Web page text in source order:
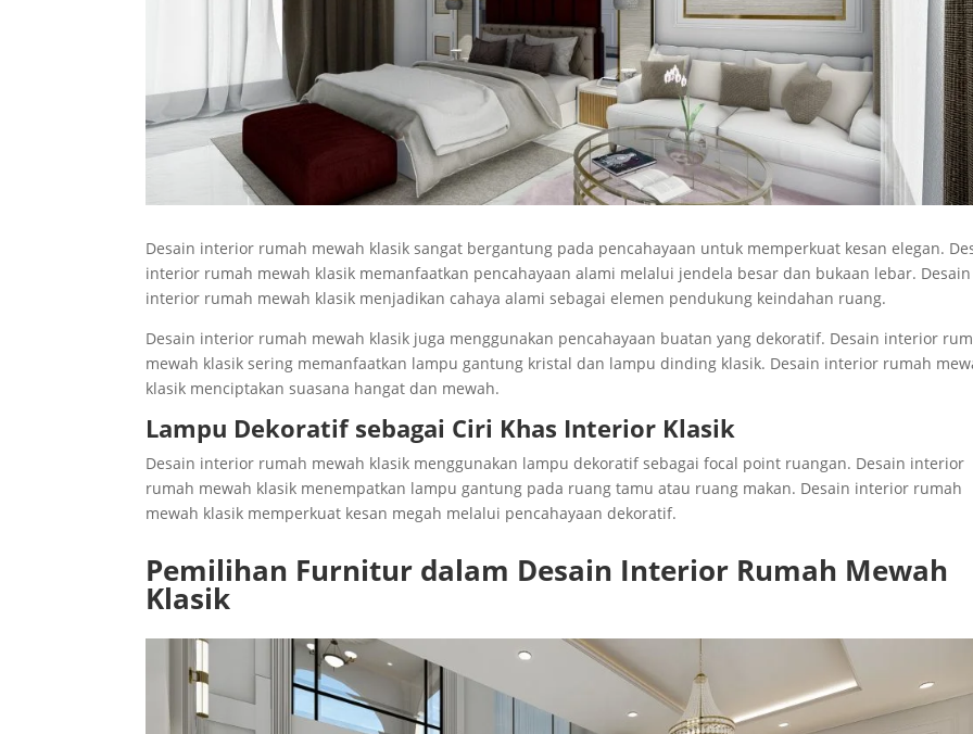
Desain interior rumah mewah klasik sangat bergantung pada pencahayaan untuk memperkuat kesan elegan.
interior rumah mewah klasik memanfaatkan pencahayaan alami melalui jendela besar dan bukaan lebar. Desain
interior rumah mewah klasik menjadikan cahaya alami sebagai elemen pendukung keindahan ruang.
Desain interior rumah mewah klasik juga menggunakan pencahayaan buatan yang dekoratif. Desain interior
mewah klasik sering memanfaatkan lampu gantung kristal dan lampu dinding klasik. Desain interior rumah
klasik menciptakan suasana hangat dan mewah.
Lampu Dekoratif sebagai Ciri Khas Interior Klasik
Desain interior rumah mewah klasik menggunakan lampu dekoratif sebagai focal point ruangan. Desain interior
rumah mewah klasik menempatkan lampu gantung pada ruang tamu atau ruang makan. Desain interior rumah
mewah klasik memperkuat kesan megah melalui pencahayaan dekoratif.
Pemilihan Furnitur dalam Desain Interior Rumah Mewah
Klasik